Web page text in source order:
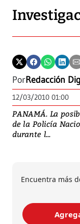
PorRedacción
12/03/2010 01:00
PANAMÁ. La
de la Policía
durante l...
Encuentra más